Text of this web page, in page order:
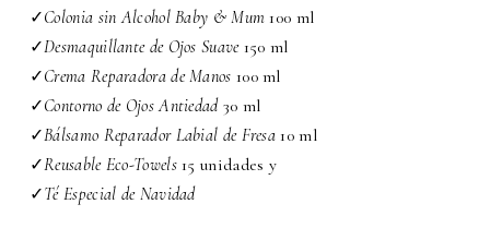
✓Colonia sin Alcohol Baby & Mum 100 ml
✓Desmaquillante de Ojos Suave150 ml
✓Crema Reparadora de Manos 100 ml
✓Contorno de Ojos Antiedad30 ml
✓Bálsamo Reparador Labial de Fresa 10 ml
✓Reusable Eco-Towels15 unidades y
✓Té Especial de Navidad